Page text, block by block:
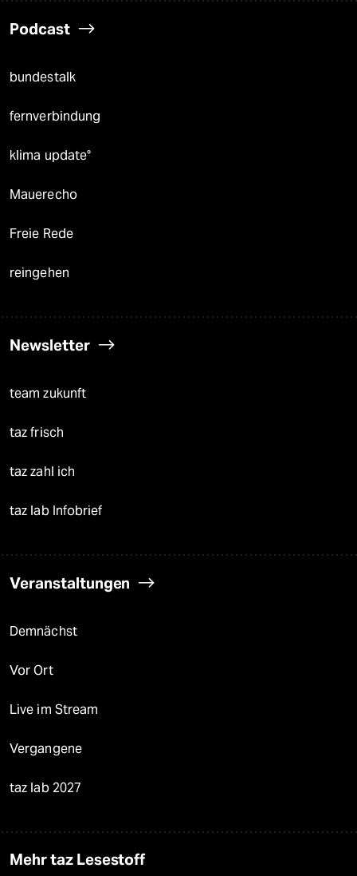
Podcast
bundestalk
fernverbindung
klima update°
Mauerecho
Freie Rede
reingehen
Newsletter
team zukunft
taz frisch
taz zahl ich
taz lab Infobrief
Veranstaltungen
Demnächst
Vor Ort
Live im Stream
Vergangene
taz lab 2027
Mehr taz Lesestoff